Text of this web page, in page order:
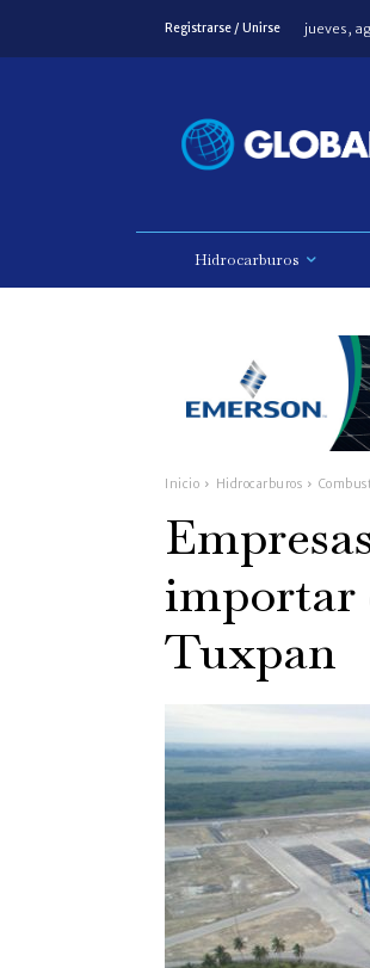
Registrarse / Unirse jueves,
Hidrocarburos
Inicio Hidrocarburos
importar
Tuxpan